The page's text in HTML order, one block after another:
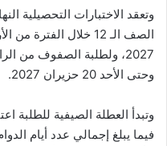
وتعقد الاختبارات التحصيلية
وحتى الأحد 20 حزيران 2027.
فيما يبلغ إجمالي عدد أيام